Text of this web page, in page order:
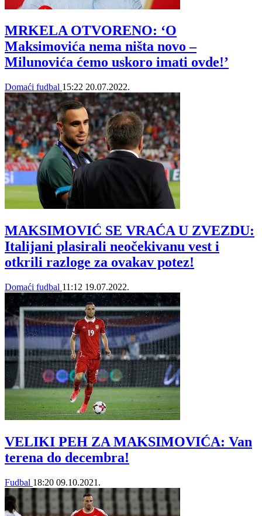
MRKELA OTVORENO: ‘O
Maksimovića nema ništa novo –
Milunovića ćemo uskoro imati ovde!’
Domaći fudbal 15:22 20.07.2022.
MAKSIMOVIĆ SE VRAĆA U ZVEZDU:
Italijani plasirali neočekivanu vest i
otkrili razloge za ovakav potez!
Domaći fudbal 11:12 19.07.2022.
VELIKI PEH ZA MAKSIMOVIĆA: Van
terena do decembra!
Fudbal 18:20 09.10.2021.